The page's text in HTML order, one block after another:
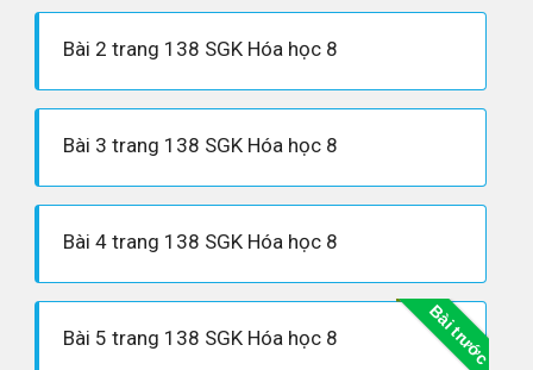
Bài 2 trang 138 SGK Hóa học 8
Bài 3 trang 138 SGK Hóa học 8
Bài 4 trang 138 SGK Hóa học 8
Bài trước
Bài 5 trang 138 SGK Hóa học 8